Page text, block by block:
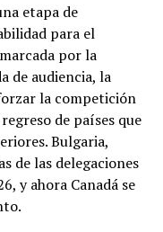
etapa de
para el
por la
de audiencia, la
la competición
de países que
Bulgaria,
de las delegaciones
y ahora Canadá se